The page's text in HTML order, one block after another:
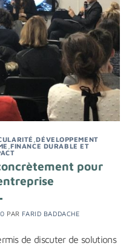
,DÉVELOPPEMENT
,FINANCE DURABLE ET
pour
PAR FARID BADDACHE
de discuter de solutions